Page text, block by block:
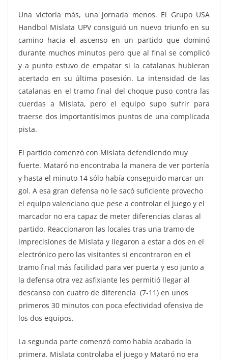
Una victoria más, una jornada menos. El Grupo USA
Handbol Mislata UPV consiguió un nuevo triunfo en su
camino hacia el ascenso en un partido que dominó
durante muchos minutos pero que al final se complicó
y a punto estuvo de empatar si la catalanas hubieran
acertado en su última posesión. La intensidad de las
catalanas en el tramo final del choque puso contra las
cuerdas a Mislata, pero el equipo supo sufrir para
traerse dos importantísimos puntos de una complicada
pista.
El partido comenzó con Mislata defendiendo muy
fuerte. Mataró no encontraba la manera de ver portería
y hasta el minuto 14 sólo había conseguido marcar un
gol. A esa gran defensa no le sacó suficiente provecho
el equipo valenciano que pese a controlar el juego y el
marcador no era capaz de meter diferencias claras al
partido. Reaccionaron las locales tras una tramo de
imprecisiones de Mislata y llegaron a estar a dos en el
electrónico pero las visitantes si encontraron en el
tramo final más facilidad para ver puerta y eso junto a
la defensa otra vez asfixiante les permitió llegar al
descanso con cuatro de diferencia (7-11) en unos
primeros 30 minutos con poca efectividad ofensiva de
los dos equipos.
La segunda parte comenzó como había acabado la
primera. Mislata controlaba el juego y Mataró no era